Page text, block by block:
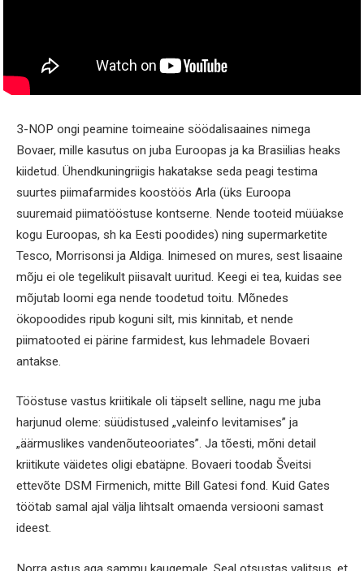
3-NOP ongi peamine toimeaine söödalisaaines nimega
Bovaer, mille kasutus on juba Euroopas ja ka Brasiilias heaks
kiidetud. Ühendkuningriigis hakatakse seda peagi testima
suurtes piimafarmides koostöös Arla (üks Euroopa
suuremaid piimatööstuse kontserne. Nende tooteid müüakse
kogu Euroopas, sh ka Eesti poodides) ning supermarketite
Tesco, Morrisonsi ja Aldiga. Inimesed on mures, sest lisaaine
mõju ei ole tegelikult piisavalt uuritud. Keegi ei tea, kuidas see
mõjutab loomi ega nende toodetud toitu. Mõnedes
ökopoodides ripub koguni silt, mis kinnitab, et nende
piimatooted ei pärine farmidest, kus lehmadele Bovaeri
antakse.
Tööstuse vastus kriitikale oli täpselt selline, nagu me juba
harjunud oleme: süüdistused „valeinfo levitamises” ja
„äärmuslikes vandenõuteooriates”. Ja tõesti, mõni detail
kriitikute väidetes oligi ebatäpne. Bovaeri toodab Šveitsi
ettevõte DSM Firmenich, mitte Bill Gatesi fond. Kuid Gates
töötab samal ajal välja lihtsalt omaenda versiooni samast
ideest.